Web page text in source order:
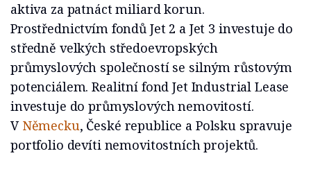
aktiva za patnáct miliard korun.
Prostřednictvím fondů Jet 2 a Jet 3 investuje do
středně velkých středoevropských
průmyslových společností se silným růstovým
potenciálem. Realitní fond Jet Industrial Lease
investuje do průmyslových nemovitostí.
V Německu, České republice a Polsku spravuje
portfolio devíti nemovitostních projektů.